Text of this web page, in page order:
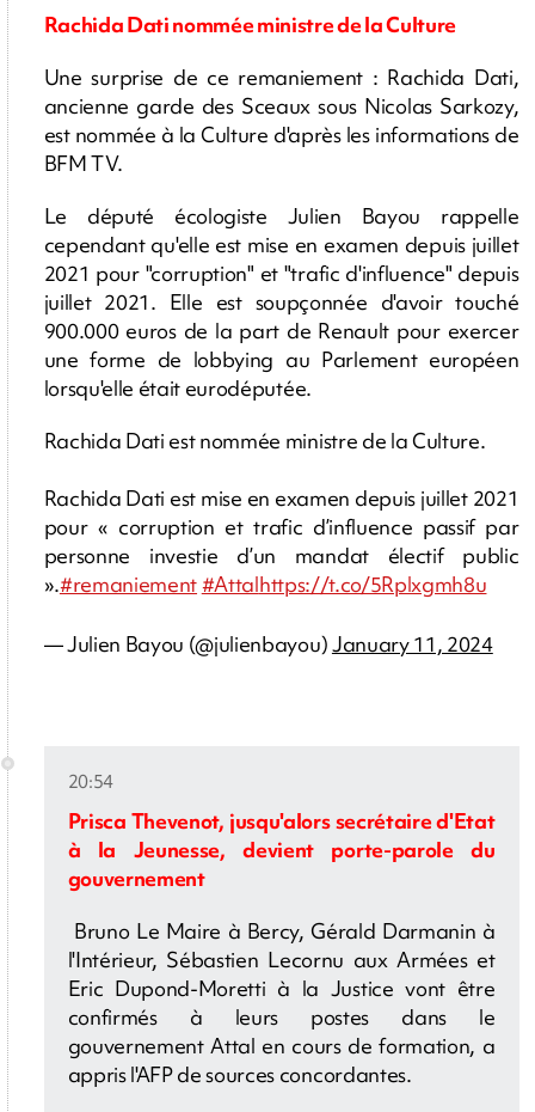
Rachida Dati nommée ministre de la Culture
Une surprise de ce remaniement : Rachida Dati,
ancienne garde des Sceaux sous Nicolas Sarkozy,
est nommée à la Culture d'après les informations de
BFM TV.
Le député écologiste Julien Bayou rappelle
cependant qu'elle est mise en examen depuis juillet
2021 pour "corruption" et "trafic d'influence" depuis
juillet 2021. Elle est soupçonnée d'avoir touché
900.000 euros de la part de Renault pour exercer
une forme de lobbying au Parlement européen
lorsqu'elle était eurodéputée.
Rachida Dati est nommée ministre de la Culture.
Rachida Dati est mise en examen depuis juillet 2021
pour « corruption et trafic d’influence passif par
personne investie d’un mandat électif public
».#remaniement#Attalhttps://t.co/5Rplxgmh8u
— Julien Bayou (@julienbayou)January 11, 2024
20:54
Prisca Thevenot, jusqu'alors secrétaire d'Etat
à la Jeunesse, devient porte-parole du
gouvernement
Bruno Le Maire à Bercy, Gérald Darmanin à
l'Intérieur, Sébastien Lecornu aux Armées et
Eric Dupond-Moretti à la Justice vont être
confirmés à leurs postes dans le
gouvernement Attal en cours de formation, a
appris l'AFP de sources concordantes.